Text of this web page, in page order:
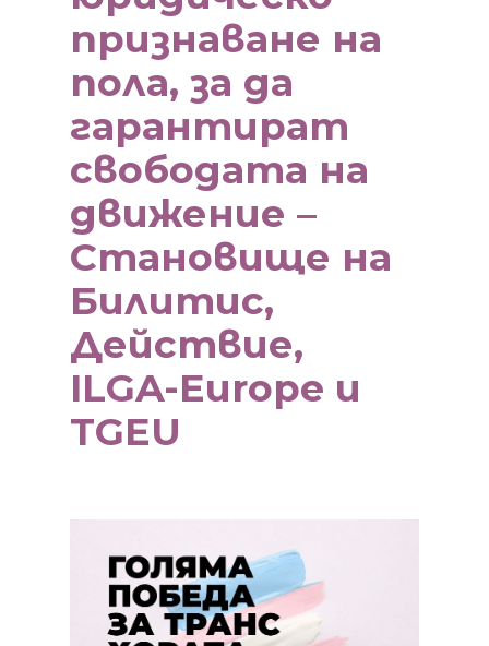
признаване на
пола, за да
гарантират
свободата на
движение –
Становище на
Билитис,
Действие,
ILGA-Europe и
TGEU